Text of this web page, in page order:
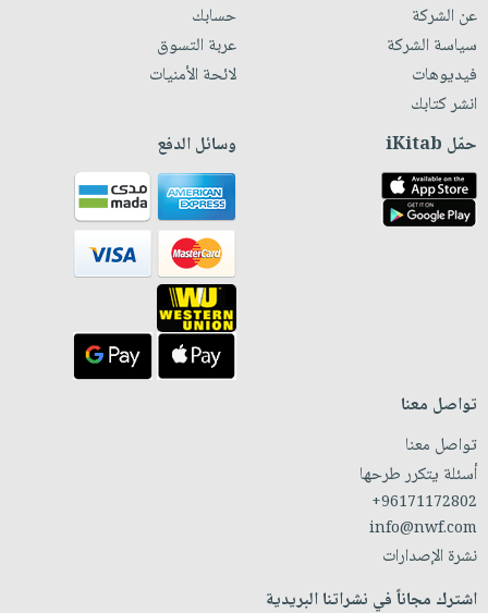
عن الشركة
سياسة الشركة
فيديوهات
انشر كتابك
حسابك
عربة التسوق
لائحة الأمنيات
حمّل iKitab وسائل الدفع
تواصل معنا
تواصل معنا
أسئلة يتكرر طرحها
+96171172802
info@nwf.com
نشرة الإصدارات
اشترك مجاناً في نشراتنا البريدية